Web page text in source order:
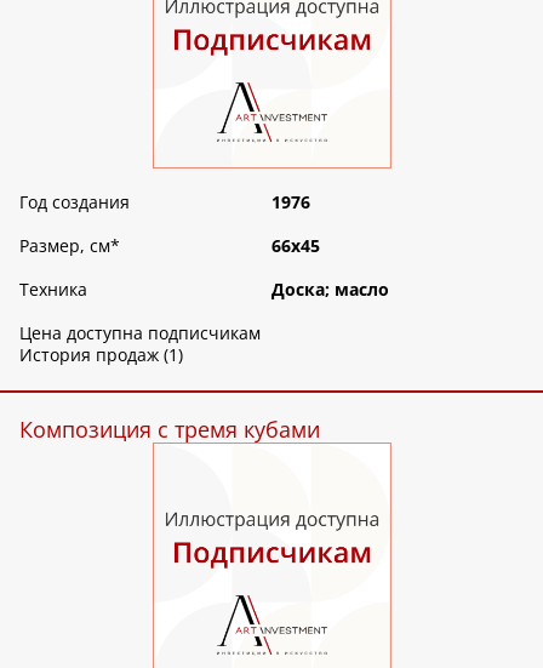
Год создания
1976
Размер, см*
66х45
Техника
Доска; масло
Цена доступна подписчикам
История продаж (1)
Композиция с тремя кубами